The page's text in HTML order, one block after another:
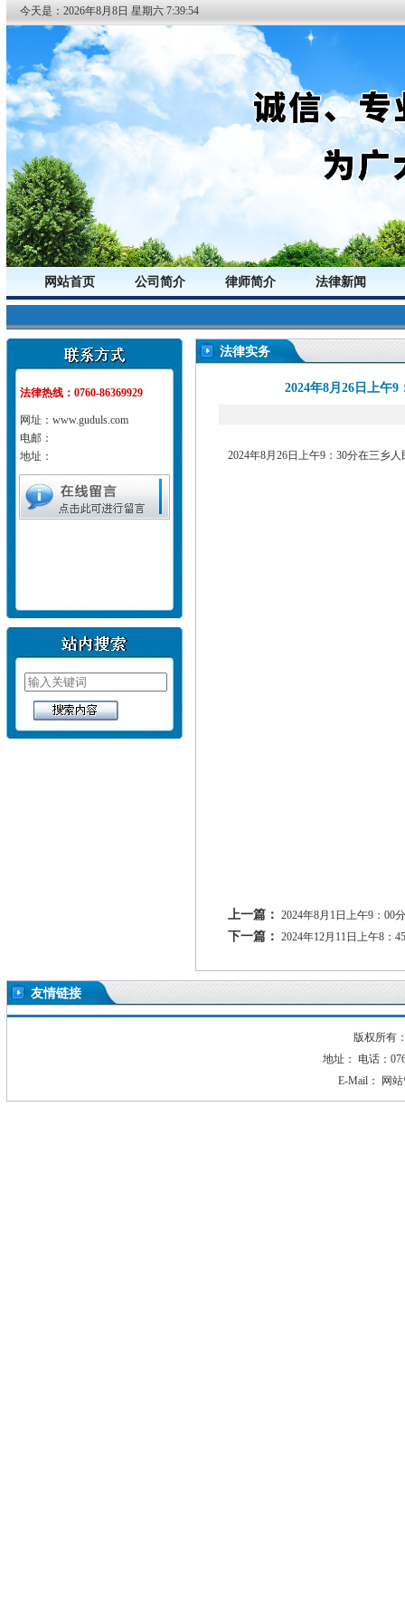
今天是： 2026年8月 8日 星期六 7:39:54
网站首页 公司简介 律师简介 法律新闻
法律热线：0760-86369929
网址：www.guduls.com
电邮：
地址：
法律实务
2024年8月26日上午
2024年8月26日上午9：30分在三乡
上一篇： 2024年8月1日上午9：00
下一篇： 2024年12月11日上午8：
友情链接
版权所有
地址： 电话：
E-Mail：
网